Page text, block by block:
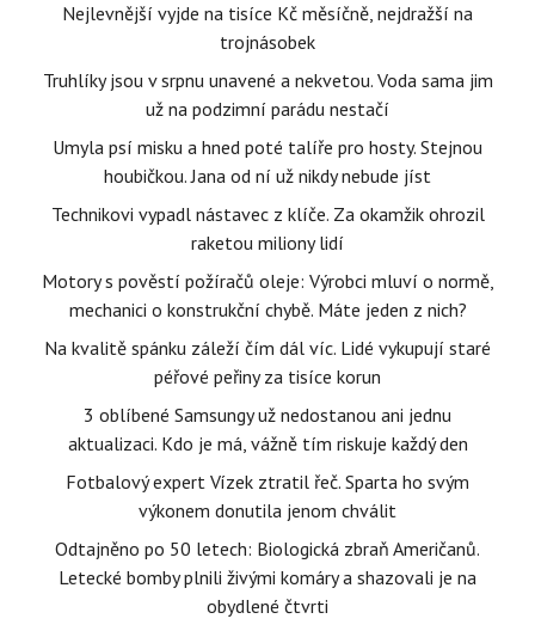
Nejlevnější vyjde na tisíce Kč měsíčně, nejdražší na
trojnásobek
Truhlíky jsou v srpnu unavené a nekvetou. Voda sama jim
už na podzimní parádu nestačí
Umyla psí misku a hned poté talíře pro hosty. Stejnou
houbičkou. Jana od ní už nikdy nebude jíst
Technikovi vypadl nástavec z klíče. Za okamžik ohrozil
raketou miliony lidí
Motory s pověstí požíračů oleje: Výrobci mluví o normě,
mechanici o konstrukční chybě. Máte jeden z nich?
Na kvalitě spánku záleží čím dál víc. Lidé vykupují staré
péřové peřiny za tisíce korun
3 oblíbené Samsungy už nedostanou ani jednu
aktualizaci. Kdo je má, vážně tím riskuje každý den
Fotbalový expert Vízek ztratil řeč. Sparta ho svým
výkonem donutila jenom chválit
Odtajněno po 50 letech: Biologická zbraň Američanů.
Letecké bomby plnili živými komáry a shazovali je na
obydlené čtvrti